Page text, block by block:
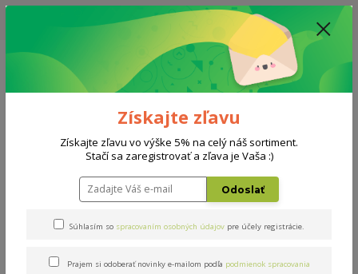
UPOZORNENIE: AKTUÁLNA DODACIA LEHOTA NA MATRACE, ROŠTY A
DOPLNKY - 10-15 PRACOVNÝCH DNÍ
0908 777 700 Po-So: 10-18 hod.
0 €
Arbora
Arbora
Získajte zľavu
Získajte zľavu vo výške 5% na celý náš sortiment.
Stačí sa zaregistrovať a zľava je Vaša :)
Odoslať
Súhlasím so spracovaním osobných údajov pre účely registrácie.
Prajem si odoberať novinky e-mailom podľa podmienok spracovania